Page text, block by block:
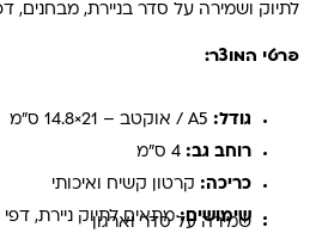
לתיוק ושמירה על סדר בניירת, מבחנים,
פרטי המוצר:
גודל:
רוחב גב:
כריכה: קרטון קשיח ואיכותי
שימושים:מתאים לתיוק ניירת,
שמירה על סדר וארגון